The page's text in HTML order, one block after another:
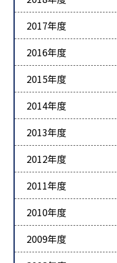
2017年度
2016年度
2015年度
2014年度
2013年度
2012年度
2011年度
2010年度
2009年度